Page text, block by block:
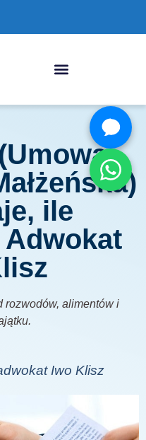
ile
rozwodów, alimentów i
Iwo Klisz